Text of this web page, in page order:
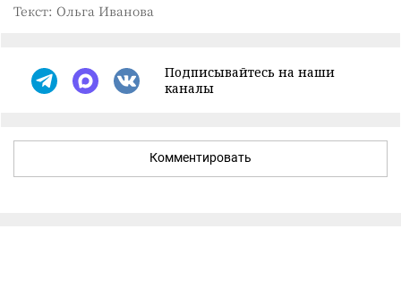
Текст: Ольга Иванова
Подписывайтесь на наши
каналы
Комментировать